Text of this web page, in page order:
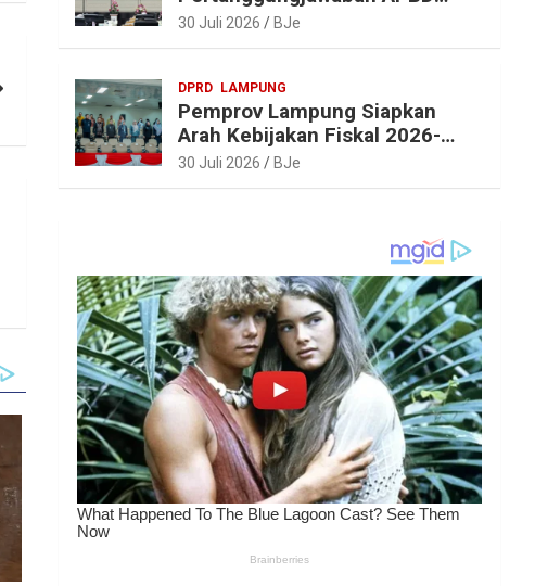
2025, Beri Sejumlah
Rekomendasi Perbaikan
30 Juli 2026 BJe
DPRD LAMPUNG
Pemprov Lampung Siapkan
Arah Kebijakan Fiskal 2026-
2027 yang Realistis dan
Berkelanjutan
30 Juli 2026 BJe